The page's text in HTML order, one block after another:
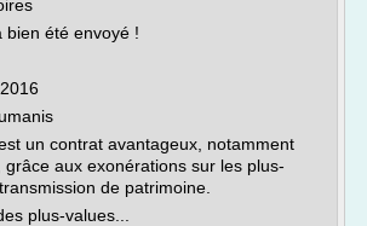
bien été envoyé !
un contrat avantageux, notamment
grâce aux exonérations sur les plus-
de patrimoine.
plus-values...